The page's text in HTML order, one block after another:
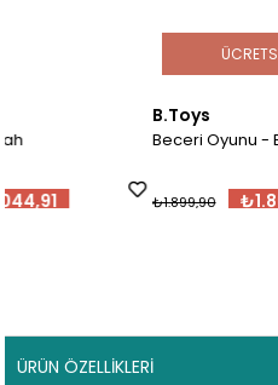
Beceri Oyunu - Escar
₺1.804,91
₺1.899,90
ÜCRETSIZ KARGO
ÜRÜN ÖZELLIKLERI